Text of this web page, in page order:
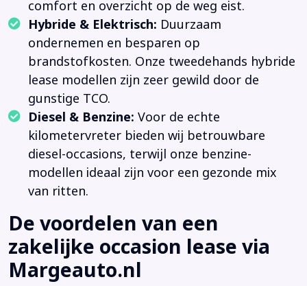
comfort en overzicht op de weg eist.
Hybride & Elektrisch: Duurzaam
ondernemen en besparen op
brandstofkosten. Onze tweedehands hybride
lease modellen zijn zeer gewild door de
gunstige TCO.
Diesel & Benzine: Voor de echte
kilometervreter bieden wij betrouwbare
diesel-occasions, terwijl onze benzine-
modellen ideaal zijn voor een gezonde mix
van ritten.
De voordelen van een
zakelijke occasion lease via
Margeauto.nl